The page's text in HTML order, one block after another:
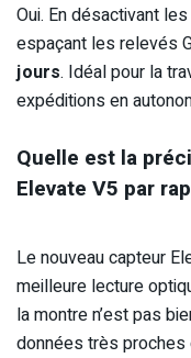
Oui. En désactivant
espaçant les relevés
jours. Idéal pour la
expéditions en
Quelle est la
Elevate V5 par
Le nouveau capteur
meilleure lecture
la montre n’est pas
données très proches